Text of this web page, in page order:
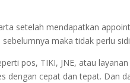
setelah mendapatkan
maka tidak perlu
pos, TIKI, JNE, atau
dengan cepat dan tepat. Dan